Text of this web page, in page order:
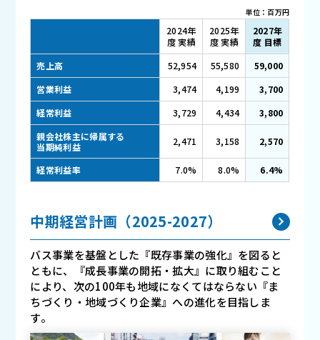
単位：百万円
2024年
度 実績
2025年
度 実績
2027年
度 目標
売上高
52,954 55,580
59,000
営業利益
3,474 4,199
3,700
経常利益
3,729 4,434
3,800
親会社株主に帰属する
当期純利益
2,471 3,158 2,570
経常利益率 7.0% 8.0% 6.4%
中期経営計画（2025-2027）
バス事業を基盤とした『既存事業の強化』を図ると
ともに、『成長事業の開拓・拡大』に取り組むこと
により、 次の100年も地域になくてはならない『ま
ちづくり・地域づくり企業』への進化を目指しま
す。